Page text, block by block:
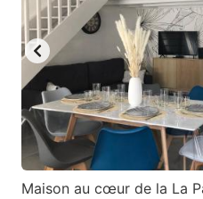
Maison au cœur de la La